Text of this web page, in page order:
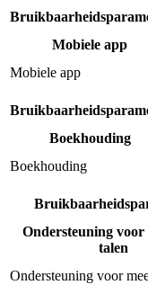
Mobiele app
Mobiele app
Boekhouding
Boekhouding
Ondersteuning voor
talen
Ondersteuning voor